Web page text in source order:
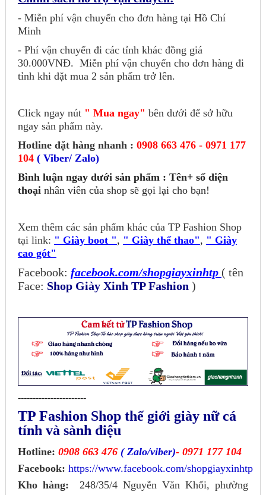
- Miễn phí vận chuyển cho đơn hàng tại Hồ Chí
Minh
- Phí vận chuyển đi các tỉnh khác đồng giá
30.000VNĐ. Miễn phí vận chuyển cho đơn hàng đi
tỉnh khi đặt mua 2 sản phẩm trở lên.
Click ngay nút" Mua ngay" bên dưới để sở hữu
ngay sản phẩm này.
Hotline đặt hàng nhanh : 0908 663 476 - 0971 177
104( Viber/ Zalo)
Bình luận ngay dưới sản phẩm : Tên+ số điện
thoạinhân viên của shop sẽ gọi lại cho bạn!
Xem thêm các sản phẩm khác của TP Fashion Shop
tại link: " Giày boot ", " Giày thể thao", " Giày
cao gót"
Facebook: facebook.com/shopgiayxinhtp ( tên
Face: Shop Giày Xinh TP Fashion )
-----------------------
TP Fashion Shop thế giới giày nữ cá
tính và sành điệu
Hotline: 0908 663 476 ( Zalo/viber)- 0971 177 104
Facebook: https://www.facebook.com/shopgiayxinhtp
Kho hàng: 248/35/4 Nguyễn Văn Khối, phường